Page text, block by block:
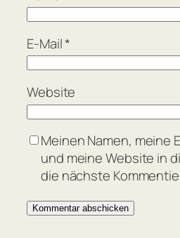
E-Mail*
Website
Meinen Namen, meine
und meine Website in
die nächste